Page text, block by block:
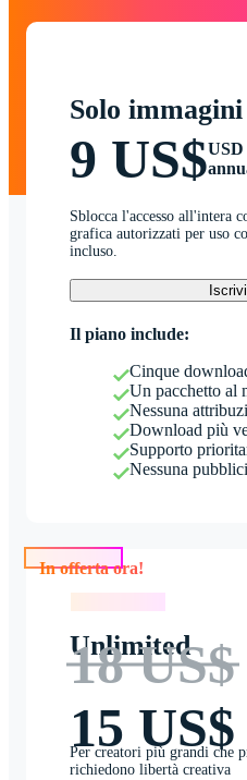
Solo immagini
9 US$USD
Sblocca l'accesso all'intera
grafica autorizzati per uso
incluso.
Il piano include:
Cinque
Un pacchetto al
Nessuna
Download più
Supporto
Nessuna
Unlimited
18 US$
15 US$
Per creatori più grandi che
richiedono libertà creativa